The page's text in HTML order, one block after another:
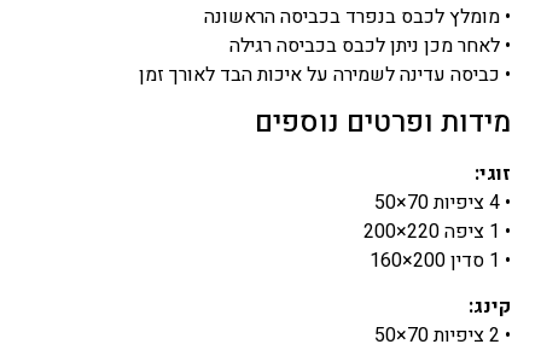
• מומלץ לכבס בנפרד בכביסה הראשונה
• לאחר מכן ניתן לכבס בכביסה רגילה
• כביסה עדינה לשמירה על איכות הבד לאורך זמן
מידות ופרטים נוספים
זוגי:
• 4 ציפיות 70×50
• 1 ציפה 220×200
• 1 סדין 200×160
קינג:
• 2 ציפיות 70×50